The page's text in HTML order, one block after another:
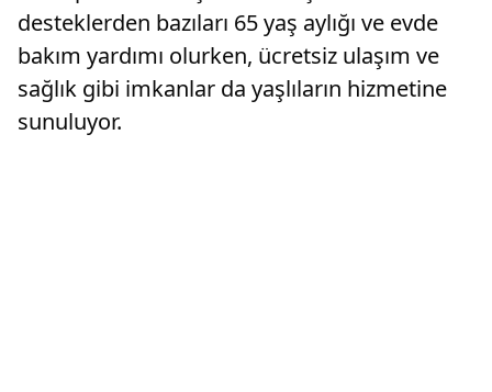
desteklerden bazıları 65 yaş aylığı ve evde
bakım yardımı olurken, ücretsiz ulaşım ve
sağlık gibi imkanlar da yaşlıların hizmetine
sunuluyor.